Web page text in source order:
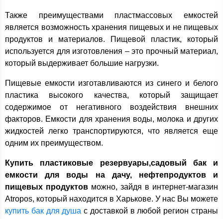
Также преимуществами пластмассовых емкостей
является возможность хранения пищевых и не пищевых
продуктов и материалов. Пищевой пластик, который
используется для изготовления – это прочный материал,
который выдерживает большие нагрузки.
Пищевые емкости изготавливаются из синего и белого
пластика высокого качества, который защищает
содержимое от негативного воздействия внешних
факторов. Емкости для хранения воды, молока и других
жидкостей легко транспортируются, что является еще
одним их преимуществом.
Купить пластиковые резервуары,садовый бак и
емкости для воды на дачу, нефтепродуктов и
пищевых продуктов можно, зайдя в интернет-магазин
Atropos, который находится в Харькове. У нас Вы можете
купить бак для душа с доставкой в любой регион страны